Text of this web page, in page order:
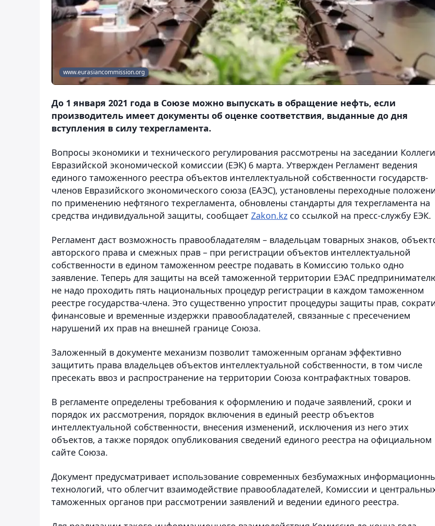
www.eurasiancommission.org
До 1 января 2021 года в Союзе можно выпускать в обращение нефть, если
производитель имеет документы об оценке соответствия, выданные до дня
вступления в силу техрегламента.
Вопросы экономики и технического регулирования рассмотрены на заседании
Евразийской экономической комиссии (ЕЭК) 6 марта. Утвержден Регламент ведения
единого таможенного реестра объектов интеллектуальной собственности государств-
членов Евразийского экономического союза (ЕАЭС), установлены переходные
по применению нефтяного техрегламента, обновлены стандарты для техрегламента на
средства индивидуальной защиты, сообщает Zakon.kz со ссылкой на пресс-службу ЕЭК.
Регламент даст возможность правообладателям – владельцам товарных знаков,
авторского права и смежных прав – при регистрации объектов интеллектуальной
собственности в едином таможенном реестре подавать в Комиссию только одно
заявление. Теперь для защиты на всей таможенной территории ЕЭАС
не надо проходить пять национальных процедур регистрации в каждом таможенном
реестре государства-члена. Это существенно упростит процедуры защиты прав,
финансовые и временные издержки правообладателей, связанные с пресечением
нарушений их прав на внешней границе Союза.
Заложенный в документе механизм позволит таможенным органам эффективно
защитить права владельцев объектов интеллектуальной собственности, в том числе
пресекать ввоз и распространение на территории Союза контрафактных товаров.
В регламенте определены требования к оформлению и подаче заявлений, сроки и
порядок их рассмотрения, порядок включения в единый реестр объектов
интеллектуальной собственности, внесения изменений, исключения из него этих
объектов, а также порядок опубликования сведений единого реестра на официальном
сайте Союза.
Документ предусматривает использование современных безбумажных
технологий, что облегчит взаимодействие правообладателей, Комиссии и
таможенных органов при рассмотрении заявлений и ведении единого реестра.